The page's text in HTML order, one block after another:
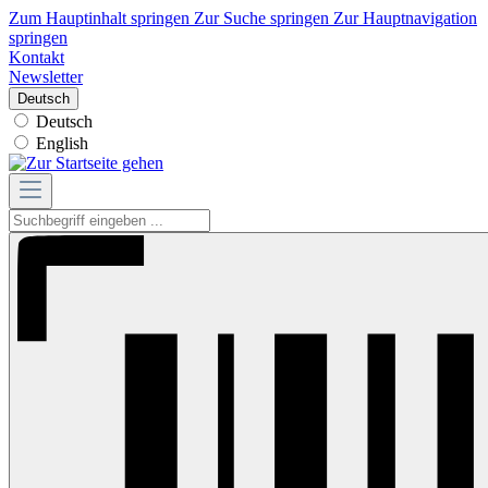
Zum Hauptinhalt springen Zur Suche springen Zur Hauptnavigation
springen
Kontakt
Newsletter
Deutsch
Deutsch
English